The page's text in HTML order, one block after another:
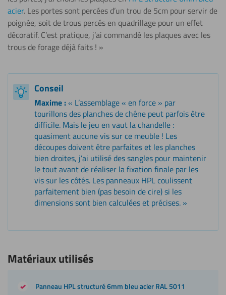
acier. Les portes sont percées d’un trou de 5cm pour servir de
poignée, soit de trous percés en quadrillage pour un effet
décoratif. C’est pratique, j’ai commandé les plaques avec les
trous de forage déjà faits ! »
Conseil
Maxime :« L’assemblage « en force » par
tourillons des planches de chêne peut parfois être
difficile. Mais le jeu en vaut la chandelle :
quasiment aucune vis sur ce meuble ! Les
découpes doivent être parfaites et les planches
bien droites, j’ai utilisé des sangles pour maintenir
le tout avant de réaliser la fixation finale par les
vis sur les côtés. Les panneaux HPL coulissent
parfaitement bien (pas besoin de cire) si les
dimensions sont bien calculées et précises. »
Matériaux utilisés
Panneau HPL structuré 6mm bleu acier RAL 5011